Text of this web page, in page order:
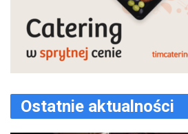
Ostatnie aktualności